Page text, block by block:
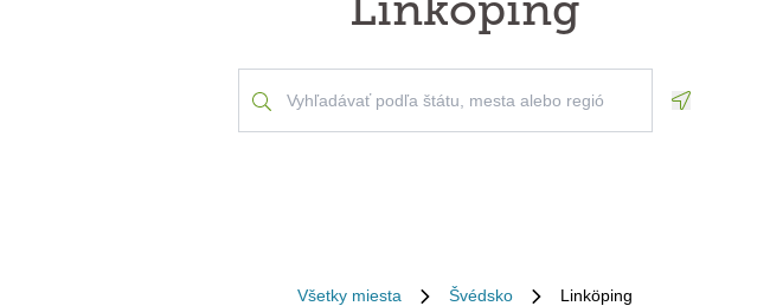
Linköping
Všetky miesta Švédsko Linköping